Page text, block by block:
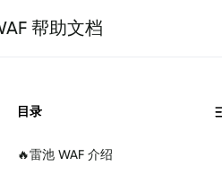
帮助文档
目录
🔥雷池 WAF 介绍